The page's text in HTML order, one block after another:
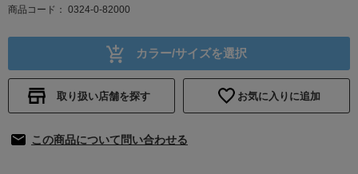
商品コード 0324-0-82000
カラー/サイズを選択
取り扱い店舗を探す お気に入りに追加
この商品について問い合わせる